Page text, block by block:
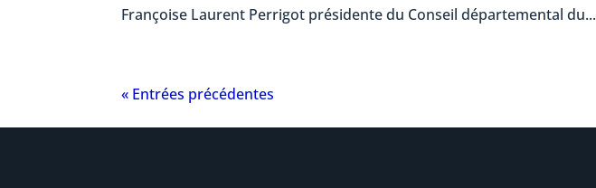
Françoise Laurent Perrigot présidente du Conseil départemental du...
« Entrées précédentes